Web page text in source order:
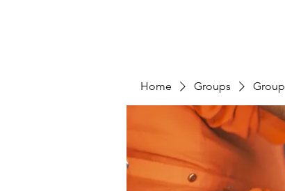
Home Groups Group